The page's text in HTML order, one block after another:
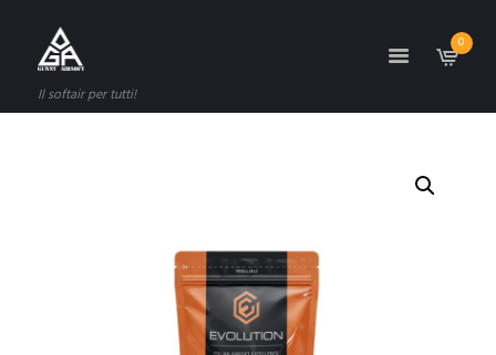
Il softair per tutti!
0